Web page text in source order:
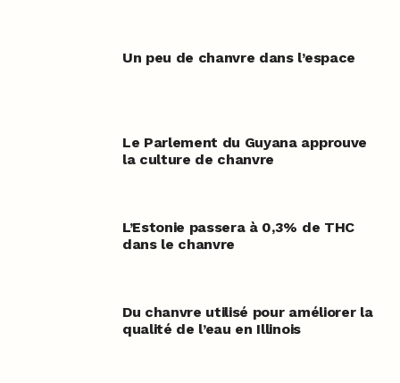
Un peu de chanvre dans l’espace
Le Parlement du Guyana approuve
la culture de chanvre
L’Estonie passera à 0,3% de THC
dans le chanvre
Du chanvre utilisé pour améliorer la
qualité de l’eau en Illinois